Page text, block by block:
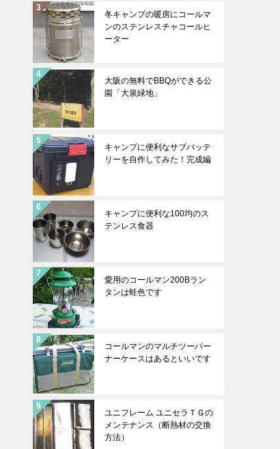
冬キャンプの暖房にコールマ
ンのステンレスチャコールヒ
ーター
大阪の無料でBBQができる公
園「大泉緑地」
キャンプに便利なサブバッテ
リーを自作してみた！完成編
キャンプに便利な100均のス
テンレス食器
愛用のコールマン200Bラン
タンは蛙色です
コールマンのマルチツーバー
ナーケースはあるといいです
ユニフレーム ユニセラＴＧの
メンテナンス（断熱材の交換
方法）